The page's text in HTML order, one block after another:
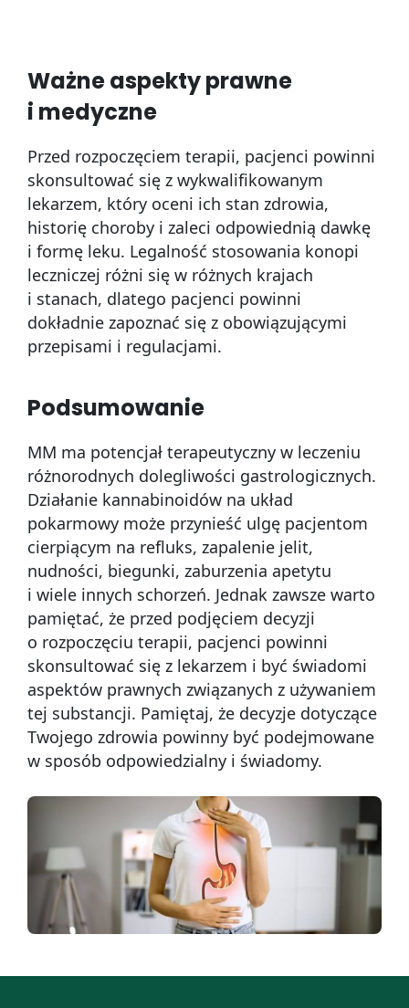
Ważne aspekty prawne
i medyczne
Przed rozpoczęciem terapii, pacjenci powinni
skonsultować się z wykwalifikowanym
lekarzem, który oceni ich stan zdrowia,
historię choroby i zaleci odpowiednią dawkę
i formę leku. Legalność stosowania konopi
leczniczej różni się w różnych krajach
i stanach, dlatego pacjenci powinni
dokładnie zapoznać się z obowiązującymi
przepisami i regulacjami.
Podsumowanie
MM ma potencjał terapeutyczny w leczeniu
różnorodnych dolegliwości gastrologicznych.
Działanie kannabinoidów na układ
pokarmowy może przynieść ulgę pacjentom
cierpiącym na refluks, zapalenie jelit,
nudności, biegunki, zaburzenia apetytu
i wiele innych schorzeń. Jednak zawsze warto
pamiętać, że przed podjęciem decyzji
o rozpoczęciu terapii, pacjenci powinni
skonsultować się z lekarzem i być świadomi
aspektów prawnych związanych z używaniem
tej substancji. Pamiętaj, że decyzje dotyczące
Twojego zdrowia powinny być podejmowane
w sposób odpowiedzialny i świadomy.